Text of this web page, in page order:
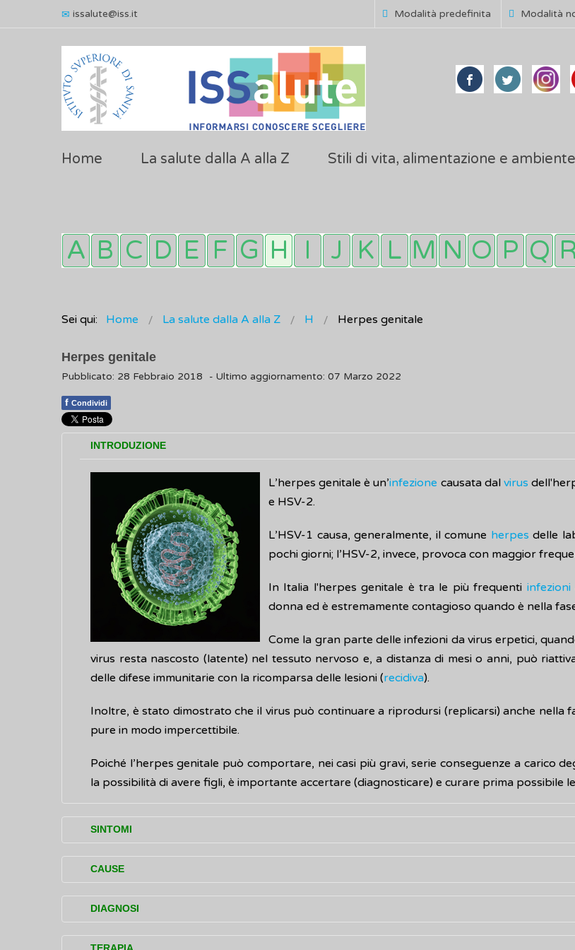
issalute@iss.it Modalità predefinita Modalità
Home La salute dalla A alla Z Stili di vita, alimentazione e ambiente
Sei qui: Home La salute dalla A alla Z H Herpes genitale
Herpes genitale
Pubblicato: 28 Febbraio 2018 - Ultimo aggiornamento: 07 Marzo 2022
f Condividi
INTRODUZIONE
L’herpes genitale è un’infezione causata dal virus
e HSV-2.
L’HSV-1 causa, generalmente, il comune herpes delle
pochi giorni; l’HSV-2, invece, provoca con maggior
In Italia l'herpes genitale è tra le più frequenti infezioni
donna ed è estremamente contagioso quando è nella
Come la gran parte delle infezioni da virus erpetici,
virus resta nascosto (latente) nel tessuto nervoso e, a distanza di mesi o anni, può
delle difese immunitarie con la ricomparsa delle lesioni (recidiva).
Inoltre, è stato dimostrato che il virus può continuare a riprodursi (replicarsi) anche nella
pure in modo impercettibile.
Poiché l’herpes genitale può comportare, nei casi più gravi, serie conseguenze a carico
la possibilità di avere figli, è importante accertare (diagnosticare) e curare prima possibile
SINTOMI
La prima
scroto nell'uomo, vulva e vagina nella donna) e coninfiammazionesottostante che
(ulcerazioni).
In tale fase le vescicole possono scomparire e ricomparire a distanza di ore o
CAUSE
L'herpes genitale colpisce soprattutto gli adulti che hanno una vita sessuale attiva ed
vaginali, anali e orali non protetti da preservativo o da dental dam (membrana in lattice
genitali od oro-anali) (leggi la
DIAGNOSI
L'accertamento (diagnosi) dell'herpes genitale è, di solito, basato sull'osservazione delle